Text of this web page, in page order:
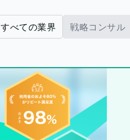
すべての業界 戦略コンサル